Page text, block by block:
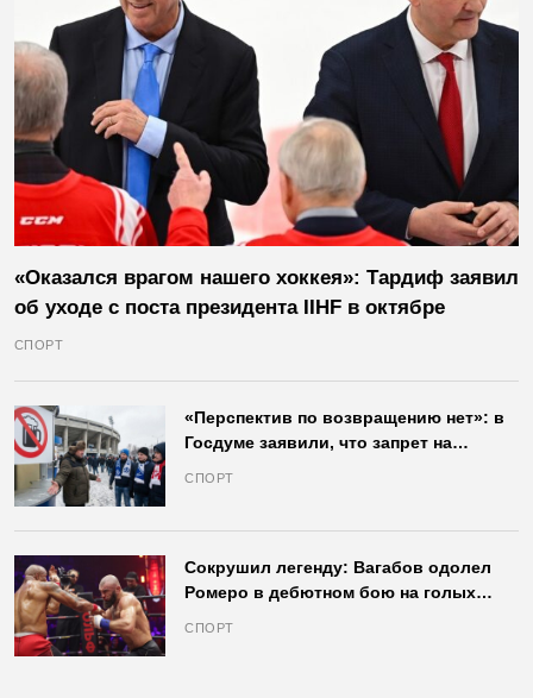
«Оказался врагом нашего хоккея»: Тардиф заявил
об уходе с поста президента IIHF в октябре
СПОРТ
«Перспектив по возвращению нет»: в
Госдуме заявили, что запрет на
СПОРТ
Сокрушил легенду: Вагабов одолел
Ромеро в дебютном бою на голых
СПОРТ